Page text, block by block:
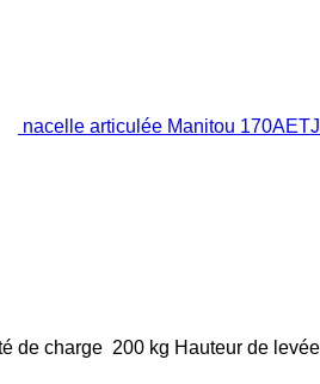
nacelle articulée Manitou 170AETJ
de charge 200 kg Hauteur de levée